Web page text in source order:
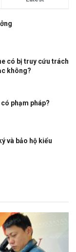
có bị truy cứu trách
không?
phạm pháp?
và bảo hộ kiểu